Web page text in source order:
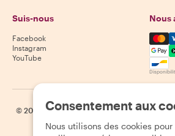
Suis-nous
Facebook
Instagram
YouTube
Nous
© 2026 Withlocals.com | Politique de
site
Consentement aux
Nous utilisons des cookies